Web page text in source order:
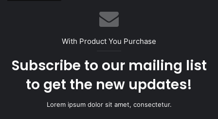
With Product You Purchase
Subscribe to our mailing list
to get the new updates!
Lorem ipsum dolor sit amet, consectetur.